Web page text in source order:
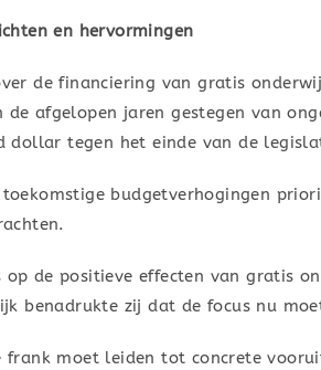
en hervormingen
de financiering van gratis
de afgelopen jaren gestegen van
tegen het einde van de
budgetverhogingen
op de positieve effecten van gratis
benadrukte zij dat de focus nu
frank moet leiden tot concrete